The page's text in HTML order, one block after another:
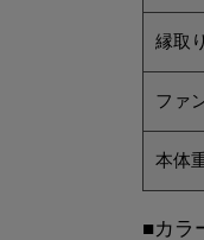
縁取り
ファ
本体
■カラ